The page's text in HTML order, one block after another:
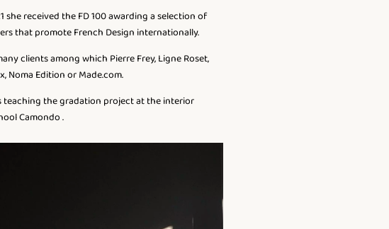
she received the FD 100 awarding a selection of
that promote French Design internationally.
clients among which Pierre Frey, Ligne Roset,
Noma Edition or Made.com.
teaching the gradation project at the interior
Camondo .